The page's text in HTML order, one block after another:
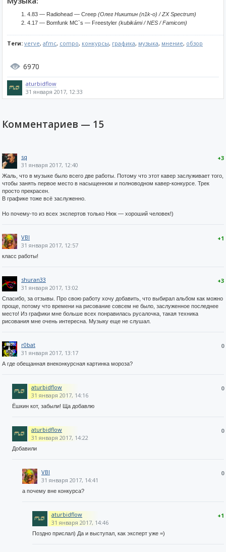
4.83 — Radiohead — Creep (Олег Никитин (n1k-o) / ZX Spectrum)
4.17 — Bomfunk MC`s — Freestyler (kubikámi / NES / Famicom)
Теги: verve, afmc, compo, конкурсы, графика, музыка, мнение, обзор
6970
aturbidflow
31 января 2017, 12:33
Комментариев — 15
+3
sq
31 января 2017, 12:40
Жаль, что в музыке было всего две работы. Потому что этот кавер заслуживает того,
чтобы занять первое место в насыщенном и полноводном кавер-конкурсе. Трек
просто прекрасен.
В графике тоже всё заслуженно.
Но почему-то из всех экспертов только Нюк — хороший человек!)
+1
VBI
31 января 2017, 12:57
класс работы!
+3
shuran33
31 января 2017, 13:02
Спасибо, за отзывы. Про свою работу хочу добавить, что выбирал альбом как можно
проще, потому что времени на рисование совсем не было, заслуженное последнее
место! Из графики мне больше всех понравилась русалочка, такая техника
рисования мне очень интересна. Музыку еще не слушал.
0
r0bat
31 января 2017, 13:17
А где обещанная внеконкурсная картинка мороза?
0
aturbidflow
31 января 2017, 14:16
Ёшкин кот, забыли! Ща добавлю
0
aturbidflow
31 января 2017, 14:22
Добавили
0
VBI
31 января 2017, 14:41
а почему вне конкурса?
+1
aturbidflow
31 января 2017, 14:46
Поздно прислал) Да и выступал, как эксперт уже =)